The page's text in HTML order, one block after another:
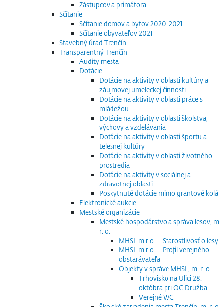
Zástupcovia primátora
Sčítanie
Sčítanie domov a bytov 2020-2021
Sčítanie obyvateľov 2021
Stavebný úrad Trenčín
Transparentný Trenčín
Audity mesta
Dotácie
Dotácie na aktivity v oblasti kultúry a
záujmovej umeleckej činnosti
Dotácie na aktivity v oblasti práce s
mládežou
Dotácie na aktivity v oblasti školstva,
výchovy a vzdelávania
Dotácie na aktivity v oblasti športu a
telesnej kultúry
Dotácie na aktivity v oblasti životného
prostredia
Dotácie na aktivity v sociálnej a
zdravotnej oblasti
Poskytnuté dotácie mimo grantové kolá
Elektronické aukcie
Mestské organizácie
Mestské hospodárstvo a správa lesov, m.
r. o.
MHSL m.r.o. – Starostlivosť o lesy
MHSL m.r.o. – Profil verejného
obstarávateľa
Objekty v správe MHSL, m. r. o.
Trhovisko na Ulici 28.
októbra pri OC Družba
Verejné WC